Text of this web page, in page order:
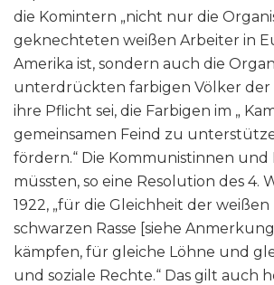
die Komintern „nicht nur die
geknechteten weißen Arbeiter in
Amerika ist, sondern auch die
unterdrückten farbigen Völker der
ihre Pflicht sei, die Farbigen im „
gemeinsamen Feind zu
fördern.“ Die Kommunistinnen und
müssten, so eine Resolution des 4.
1922, „für die Gleichheit der
schwarzen Rasse [siehe
kämpfen, für gleiche Löhne und
und soziale Rechte.“ Das gilt auch